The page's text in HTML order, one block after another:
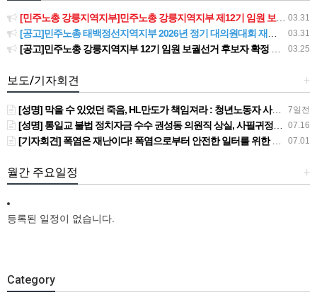
03.31
[민주노총 강릉지역지부]민주노총 강릉지역지부 제12기 임원 보궐선거결과 공고
03.31
[공고]민주노총 태백정선지역지부 2026년 정기 대의원대회 재소집 건
03.25
[공고]민주노총 강릉지역지부 12기 임원 보궐선거 후보자 확정 공고
+
보도/기자회견
7일전
[성명] 막을 수 있었던 죽음, HL만도가 책임져라 : 청년노동자 사망사고의 철저한 진상규명과 재발방지 대책 마련하라
07.16
[성명] 통일교 불법 정치자금 수수 권성동 의원직 상실, 사필귀정이다
07.01
[기자회견] 폭염은 재난이다! 폭염으로부터 안전한 일터를 위한 민주노총 강원지역본부 폭염감시단 선포 기자회견
+
월간 주요일정
등록된 일정이 없습니다.
Category